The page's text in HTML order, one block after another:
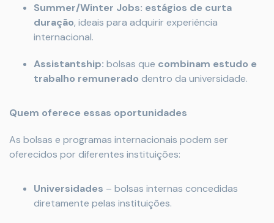
Summer/Winter Jobs: estágios de curta
duração, ideais para adquirir experiência
internacional.
Assistantship: bolsas que combinam estudo e
trabalho remunerado dentro da universidade.
Quem oferece essas oportunidades
As bolsas e programas internacionais podem ser
oferecidos por diferentes instituições:
Universidades – bolsas internas concedidas
diretamente pelas instituições.